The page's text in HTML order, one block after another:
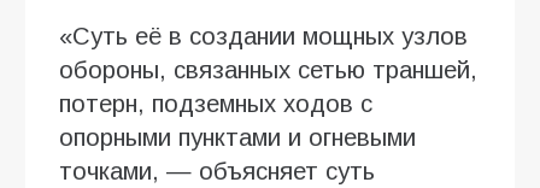
«Суть её в создании мощных узлов
обороны, связанных сетью траншей,
потерн, подземных ходов с
опорными пунктами и огневыми
точками, — объясняет суть